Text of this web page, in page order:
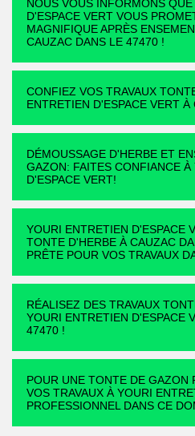
NOUS VOUS INFORMONS
D'ESPACE VERT VOUS
MAGNIFIQUE APRÈS
CAUZAC DANS LE 47470 !
CONFIEZ VOS TRAVAUX
ENTRETIEN D'ESPACE VERT
DÉMOUSSAGE D'HERBE ET
GAZON: FAITES CONFIANCE
D'ESPACE VERT!
YOURI ENTRETIEN D'ESPACE
TONTE D'HERBE À CAUZAC
PRÊTE POUR VOS TRAVAUX
RÉALISEZ DES TRAVAUX
YOURI ENTRETIEN D'ESPACE
47470 !
POUR UNE TONTE DE GAZON
VOS TRAVAUX À YOURI
PROFESSIONNEL DANS CE